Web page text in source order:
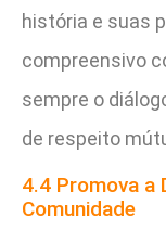
história e suas
compreensivo
sempre o
de respeito
4.4 Promova a
Comunidade